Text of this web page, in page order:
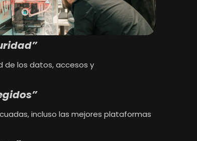
de los datos, accesos y
incluso las mejores plataformas